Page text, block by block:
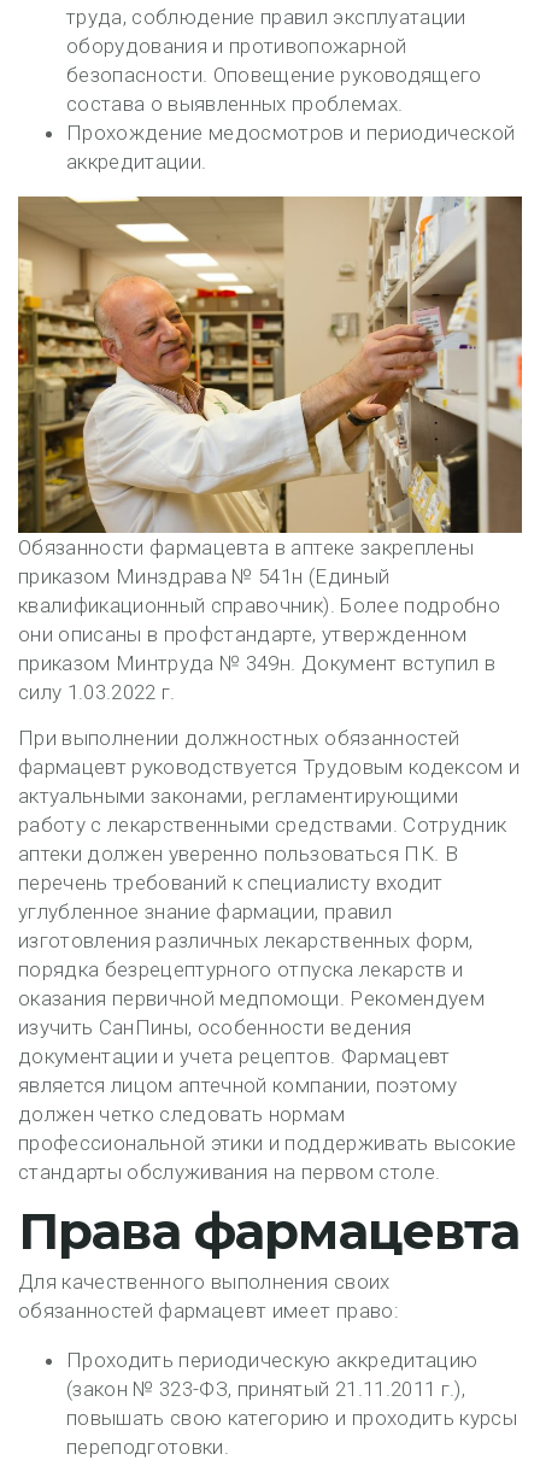
труда, соблюдение правил эксплуатации
оборудования и противопожарной
безопасности. Оповещение руководящего
состава о выявленных проблемах.
Прохождение медосмотров и периодической
аккредитации.
Обязанности фармацевта в аптеке закреплены
приказом Минздрава № 541н (Единый
квалификационный справочник). Более подробно
они описаны в профстандарте, утвержденном
приказом Минтруда № 349н. Документ вступил в
силу 1.03.2022 г.
При выполнении должностных обязанностей
фармацевт руководствуется Трудовым кодексом и
актуальными законами, регламентирующими
работу с лекарственными средствами. Сотрудник
аптеки должен уверенно пользоваться ПК. В
перечень требований к специалисту входит
углубленное знание фармации, правил
изготовления различных лекарственных форм,
порядка безрецептурного отпуска лекарств и
оказания первичной медпомощи. Рекомендуем
изучить СанПины, особенности ведения
документации и учета рецептов. Фармацевт
является лицом аптечной компании, поэтому
должен четко следовать нормам
профессиональной этики и поддерживать высокие
стандарты обслуживания на первом столе.
Права фармацевта
Для качественного выполнения своих
обязанностей фармацевт имеет право:
Проходить периодическую аккредитацию
(закон № 323-ФЗ, принятый 21.11.2011 г.),
повышать свою категорию и проходить курсы
переподготовки.